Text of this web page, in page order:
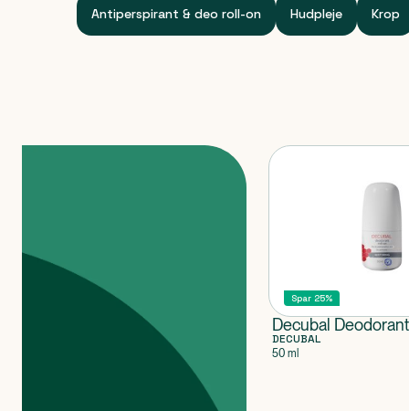
Klassificeret som
Produktet er et kosmetisk produkt.
Antiperspirant & deo roll-on Hudpleje Krop
Spar 25%
Decubal
DECUBAL
50 ml